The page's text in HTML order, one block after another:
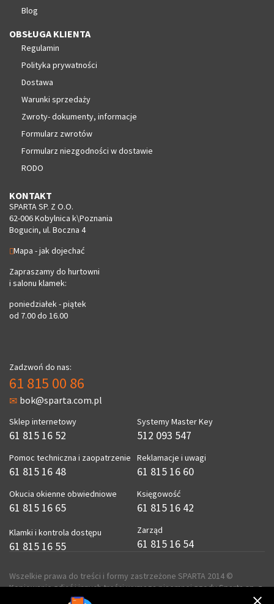
Blog
OBSŁUGA KLIENTA
Regulamin
Polityka prywatności
Dostawa
Warunki sprzedaży
Zwroty- dokumenty, informacje
Formularz zwrotów
Formularz niezgodności w dostawie
RODO
KONTAKT
SPARTA SP. Z O.O.
62-006 Kobylnica k\Poznania
Bogucin, ul. Boczna 4
Mapa - jak dojechać
Zapraszamy do hurtowni
i salonu klamek:
poniedziałek - piątek
od 7.00 do 16.00
Zadzwoń do nas:
61 815 00 86
bok@sparta.com.pl
Sklep internetowy
61 815 16 52
Pomoc techniczna i zaopatrzenie
61 815 16 48
Okucia okienne obwiedniowe
61 815 16 65
Klamki i kontrola dostępu
61 815 16 55
Systemy Master Key
512 093 547
Reklamacje i uwagi
61 815 16 60
Księgowość
61 815 16 42
Zarząd
61 815 16 54
Wszelkie prawa do treści i formy zastrzeżone SPARTA 2014 ©
Kopiowanie zdjęć i innych treści wymaga pisemnej zgody Sparta sp. z